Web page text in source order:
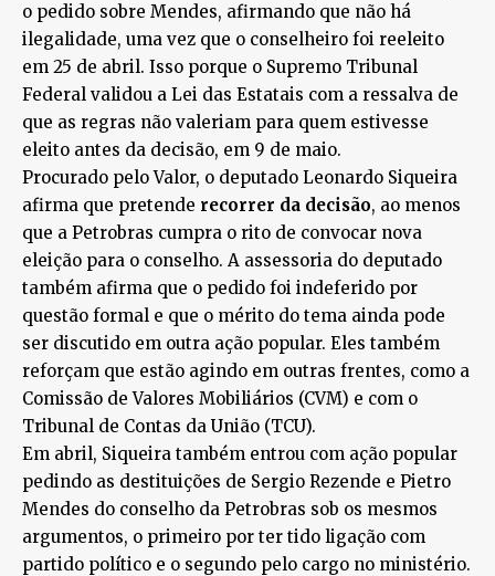
o pedido sobre Mendes, afirmando que não há
ilegalidade, uma vez que o conselheiro foi reeleito
em 25 de abril. Isso porque o Supremo Tribunal
Federal validou a Lei das Estatais com a ressalva de
que as regras não valeriam para quem estivesse
eleito antes da decisão, em 9 de maio.
Procurado pelo Valor, o deputado Leonardo Siqueira
afirma que pretende recorrer da decisão, ao menos
que a Petrobras cumpra o rito de convocar nova
eleição para o conselho. A assessoria do deputado
também afirma que o pedido foi indeferido por
questão formal e que o mérito do tema ainda pode
ser discutido em outra ação popular. Eles também
reforçam que estão agindo em outras frentes, como a
Comissão de Valores Mobiliários (CVM) e com o
Tribunal de Contas da União (TCU).
Em abril, Siqueira também entrou com ação popular
pedindo as destituições de Sergio Rezende e Pietro
Mendes do conselho da Petrobras sob os mesmos
argumentos, o primeiro por ter tido ligação com
partido político e o segundo pelo cargo no ministério.